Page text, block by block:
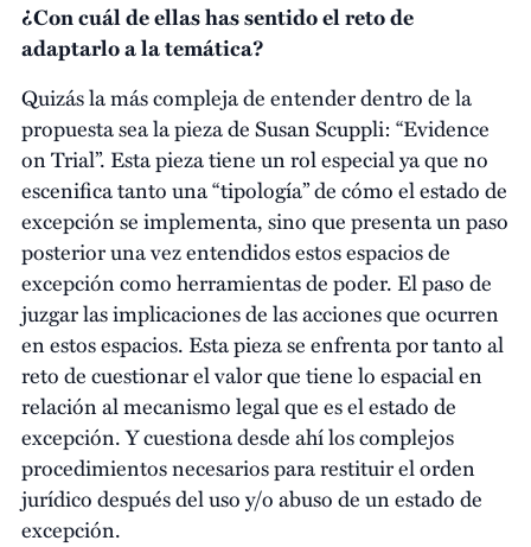
¿Con cuál de ellas has sentido el reto de
adaptarlo a la temática?
Quizás la más compleja de entender dentro de la
propuesta sea la pieza de Susan Scuppli: “Evidence
on Trial”. Esta pieza tiene un rol especial ya que no
escenifica tanto una “tipología” de cómo el estado de
excepción se implementa, sino que presenta un paso
posterior una vez entendidos estos espacios de
excepción como herramientas de poder. El paso de
juzgar las implicaciones de las acciones que ocurren
en estos espacios. Esta pieza se enfrenta por tanto al
reto de cuestionar el valor que tiene lo espacial en
relación al mecanismo legal que es el estado de
excepción. Y cuestiona desde ahí los complejos
procedimientos necesarios para restituir el orden
jurídico después del uso y/o abuso de un estado de
excepción.